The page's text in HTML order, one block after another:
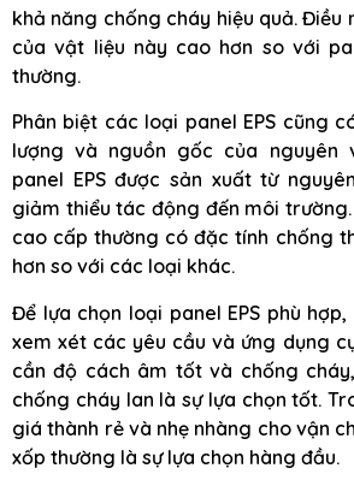
khả năng chống cháy hiệu quả. Điều
của vật liệu này cao hơn so với
thường.
Phân biệt các loại panel EPS cũng
lượng và nguồn gốc của nguyên
panel EPS được sản xuất từ
giảm thiểu tác động đến môi trường.
cao cấp thường có đặc tính chống
hơn so với các loại khác.
Để lựa chọn loại panel EPS phù
xem xét các yêu cầu và ứng dụng
cần độ cách âm tốt và chống
chống cháy lan là sự lựa chọn tốt.
giá thành rẻ và nhẹ nhàng cho vận
xốp thường là sự lựa chọn hàng đầu.